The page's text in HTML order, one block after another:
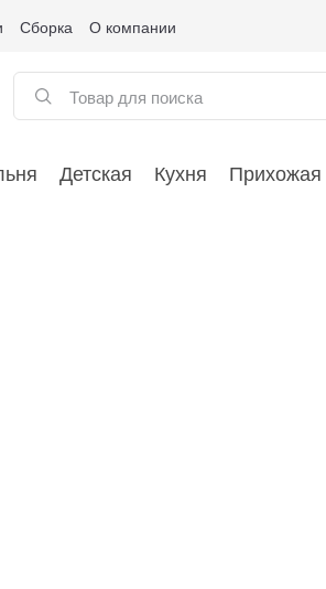
Сборка О компании
Детская Кухня Прихожая